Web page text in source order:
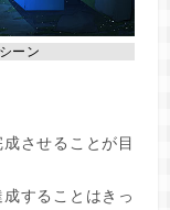
ーン
させることが目
することはきっ